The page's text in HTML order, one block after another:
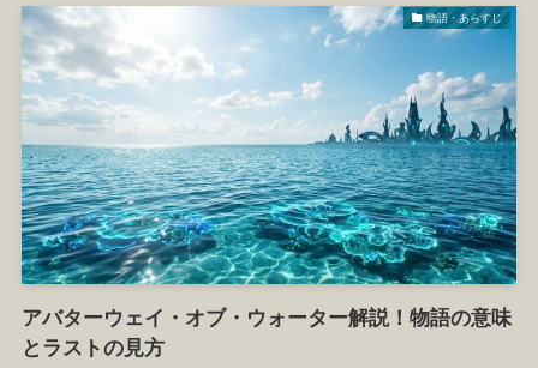
物語・あらすじ
アバターウェイ・オブ・ウォーター解説！物語の意味
とラストの見方